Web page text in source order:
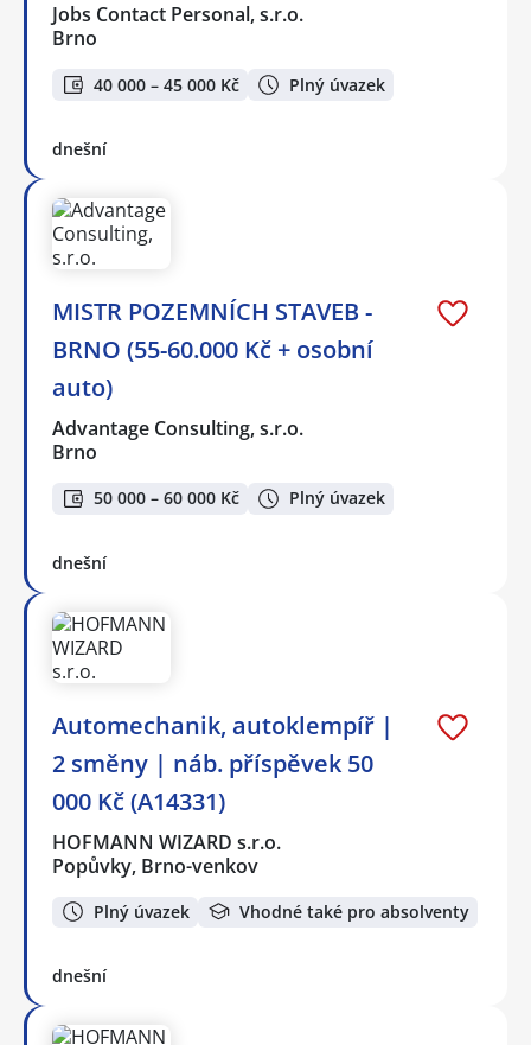
Jobs Contact Personal, s.r.o.
Brno
40 000 – 45 000 Kč Plný úvazek
dnešní
MISTR POZEMNÍCH STAVEB -
BRNO (55-60.000 Kč + osobní
auto)
Advantage Consulting, s.r.o.
Brno
50 000 – 60 000 Kč Plný úvazek
dnešní
Automechanik, autoklempíř |
2 směny | náb. příspěvek 50
000 Kč (A14331)
HOFMANN WIZARD s.r.o.
Popůvky, Brno-venkov
Plný úvazek Vhodné také pro absolventy
dnešní